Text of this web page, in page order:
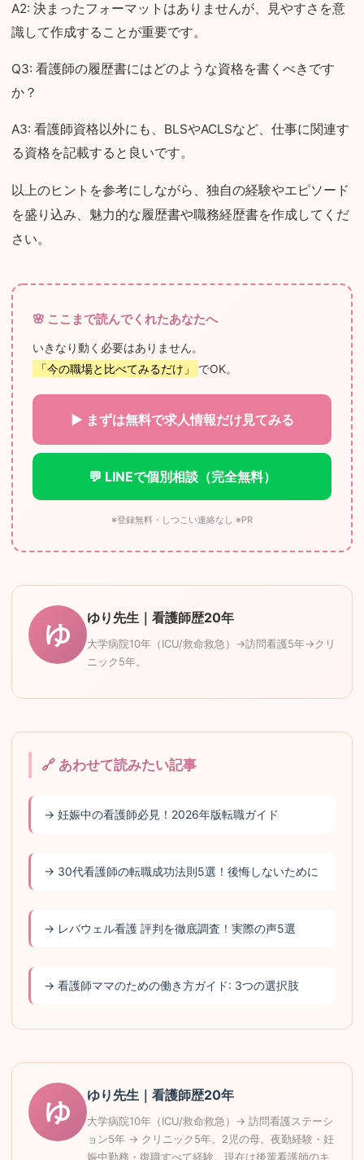
A2: 決まったフォーマットはありませんが、見やすさを意
識して作成することが重要です。
Q3: 看護師の履歴書にはどのような資格を書くべきです
か？
A3: 看護師資格以外にも、BLSやACLSなど、仕事に関連す
る資格を記載すると良いです。
以上のヒントを参考にしながら、独自の経験やエピソード
を盛り込み、魅力的な履歴書や職務経歴書を作成してくだ
さい。
🌸 ここまで読んでくれたあなたへ
いきなり動く必要はありません。
「今の職場と比べてみるだけ」
でOK。
▶ まずは無料で求人情報だけ見てみる
💬 LINEで個別相談（完全無料）
※登録無料・しつこい連絡なし ※PR
ゆ
ゆり先生｜看護師歴20年
大学病院10年（ICU/救命救急）→訪問看護5年→クリ
ニック5年。
🔗 あわせて読みたい記事
→ 妊娠中の看護師必見！2026年版転職ガイド
→ 30代看護師の転職成功法則5選！後悔しないために
→ レバウェル看護 評判を徹底調査！実際の声5選
→ 看護師ママのための働き方ガイド: 3つの選択肢
ゆ
ゆり先生｜看護師歴20年
大学病院10年（ICU/救命救急）→ 訪問看護ステーシ
ョン5年 → クリニック5年。2児の母。夜勤経験・妊
娠中勤務・復職すべて経験。現在は後輩看護師のキ